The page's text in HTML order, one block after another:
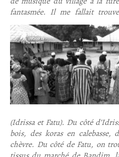
fantasmée. Il me fallait
(Idrissa et Fatu). Du côté
bois, des koras en calebasse,
chèvre. Du côté de Fatu, on